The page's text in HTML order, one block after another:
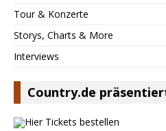
Tour & Konzerte
Storys, Charts & More
Interviews
Country.de